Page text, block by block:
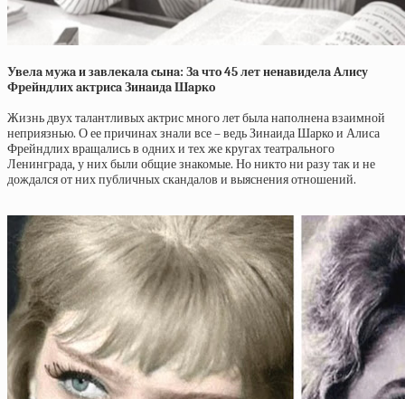
Увeлa мужa и зaвлeкaлa cынa: Зa чтo45 лeт нeнaвидeлa Aлиcу
Фpeйндлих aктpиca Зинaидa Шapкo
Жизнь двух талантливых актрис много лет была наполнена взаимной
неприязнью. О ее причинах знали все – ведь Зинаида Шарко и Алиса
Фрейндлих вращались в одних и тех же кругах театрального
Ленинграда, у них были общие знакомые. Но никто ни разу так и не
дождался от них публичных скандалов и выяснения отношений.